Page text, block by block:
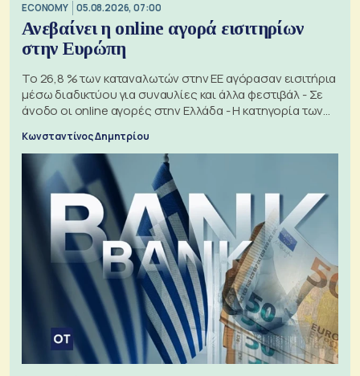
ECONOMY 05.08.2026, 07:00
Ανεβαίνει η online αγορά εισιτηρίων
στην Ευρώπη
Το 26,8 % των καταναλωτών στην ΕΕ αγόρασαν εισιτήρια
μέσω διαδικτύου για συναυλίες και άλλα φεστιβάλ - Σε
άνοδο οι online αγορές στην Ελλάδα - Η κατηγορία των
εισιτηρίων
Κωνσταντίνος Δημητρίου